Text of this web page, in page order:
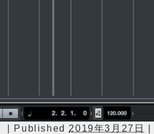
Published 2019年3月27日